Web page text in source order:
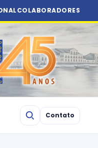
COLABORADORES
Contato